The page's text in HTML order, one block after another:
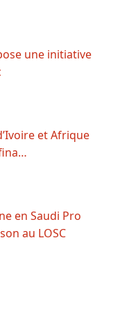
une initiative
et Afrique
en Saudi Pro
au LOSC